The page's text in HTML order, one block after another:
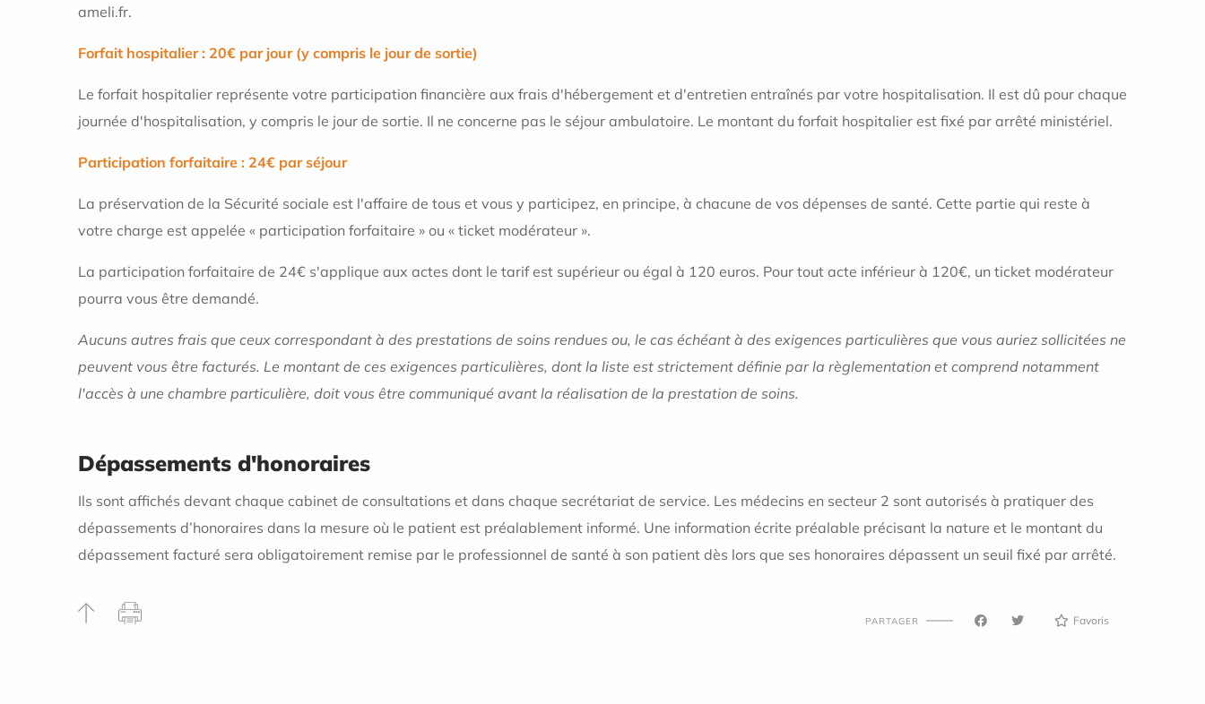
ameli.fr.
Forfait hospitalier : 20€ par jour (y compris le jour de sortie)
Le forfait hospitalier représente votre participation financière aux frais d'hébergement et d'entretien entraînés par votre hospitalisation. Il est dû pour chaque
journée d'hospitalisation, y compris le jour de sortie. Il ne concerne pas le séjour ambulatoire. Le montant du forfait hospitalier est fixé par arrêté ministériel.
Participation forfaitaire : 24€ par séjour
La préservation de la Sécurité sociale est l'affaire de tous et vous y participez, en principe, à chacune de vos dépenses de santé. Cette partie qui reste à
votre charge est appelée « participation forfaitaire » ou « ticket modérateur ».
La participation forfaitaire de 24€ s'applique aux actes dont le tarif est supérieur ou égal à 120 euros. Pour tout acte inférieur à 120€, un ticket modérateur
pourra vous être demandé.
Aucuns autres frais que ceux correspondant à des prestations de soins rendues ou, le cas échéant à des exigences particulières que vous auriez sollicitées ne
peuvent vous être facturés. Le montant de ces exigences particulières, dont la liste est strictement définie par la règlementation et comprend notamment
l'accès à une chambre particulière, doit vous être communiqué avant la réalisation de la prestation de soins.
Dépassements d'honoraires
Ils sont affichés devant chaque cabinet de consultations et dans chaque secrétariat de service. Les médecins en secteur 2 sont autorisés à pratiquer des
dépassements d’honoraires dans la mesure où le patient est préalablement informé. Une information écrite préalable précisant la nature et le montant du
dépassement facturé sera obligatoirement remise par le professionnel de santé à son patient dès lors que ses honoraires dépassent un seuil fixé par arrêté.
PARTAGER Favoris